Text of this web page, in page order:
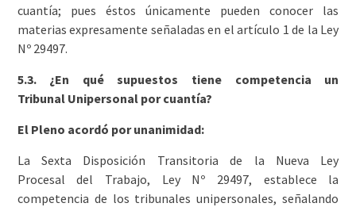
cuantía; pues éstos únicamente pueden conocer las
materias expresamente señaladas en el artículo 1 de la Ley
Nº 29497.
5.3. ¿En qué supuestos tiene competencia un
Tribunal Unipersonal por cuantía?
El Pleno acordó por unanimidad:
La Sexta Disposición Transitoria de la Nueva Ley
Procesal del Trabajo, Ley Nº 29497, establece la
competencia de los tribunales unipersonales, señalando